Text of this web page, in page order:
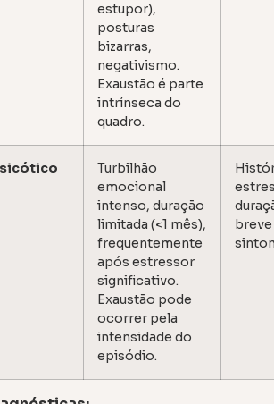
estupor),
posturas
bizarras,
negativismo.
Exaustão é parte
intrínseca do
quadro.
Turbilhão
emocional
intenso, duração
limitada (<1 mês),
frequentemente
após estressor
significativo.
Exaustão pode
ocorrer pela
intensidade do
episódio.